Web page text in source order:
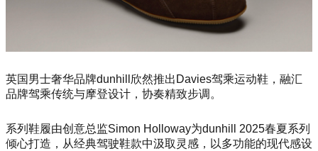
英国男士奢华品牌dunhill欣然推出Davies驾乘运动鞋，融汇
品牌驾乘传统与摩登设计，协奏精致步调。
系列鞋履由创意总监Simon Holloway为dunhill 2025春夏系列
倾心打造，从经典驾驶鞋款中汲取灵感，以多功能的现代感设